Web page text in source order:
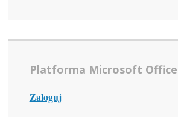
Platforma Microsoft Office
Zaloguj